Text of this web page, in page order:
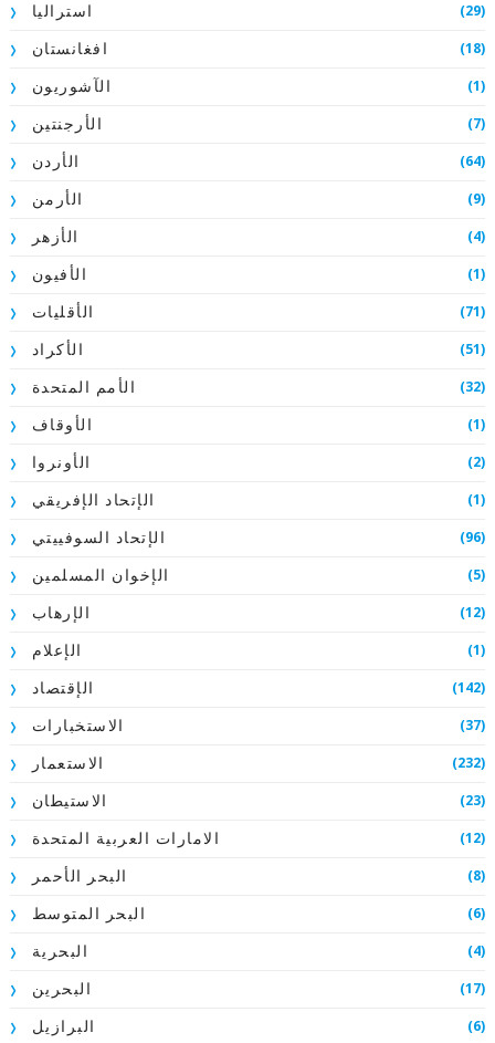
استراليا (29)
افغانستان (18)
الآشوريون (1)
الأرجنتين (7)
الأردن (64)
الأرمن (9)
الأزهر (4)
الأفيون (1)
الأقليات (71)
الأكراد (51)
الأمم المتحدة (32)
الأوقاف (1)
الأونروا (2)
الإتحاد الإفريقي (1)
الإتحاد السوفييتي (96)
الإخوان المسلمين (5)
الإرهاب (12)
الإعلام (1)
الإقتصاد (142)
الاستخبارات (37)
الاستعمار (232)
الاستيطان (23)
الامارات العربية المتحدة (12)
البحر الأحمر (8)
البحر المتوسط (6)
البحرية (4)
البحرين (17)
البرازيل (6)